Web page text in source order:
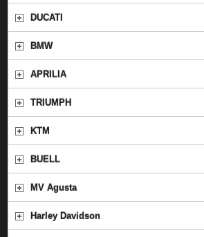
DUCATI
BMW
APRILIA
TRIUMPH
KTM
BUELL
MV Agusta
Harley Davidson